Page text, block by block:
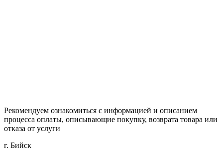
Рекомендуем ознакомиться с информацией и описанием
процессa оплаты, описывающие покупку, возврата товара или
отказа от услуги
г. Бийск